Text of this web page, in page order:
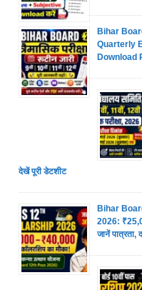
Bihar
Quarterly
Download
देखें पूरी डेटशीट
Bihar
2026:
जानें